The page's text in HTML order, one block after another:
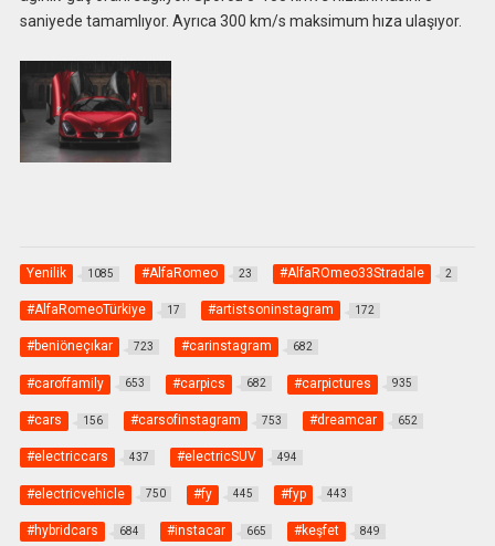
saniyede tamamlıyor. Ayrıca 300 km/s maksimum hıza ulaşıyor.
Yenilik 1085 #AlfaRomeo 23 #AlfaROmeo33Stradale 2
#AlfaRomeoTürkiye 17 #artistsoninstagram 172
#beniöneçıkar 723 #carinstagram 682
#caroffamily 653 #carpics 682 #carpictures 935
#cars 156 #carsofinstagram 753 #dreamcar 652
#electriccars 437 #electricSUV 494
#electricvehicle 750 #fy 445 #fyp 443
#hybridcars 684 #instacar 665 #keşfet 849